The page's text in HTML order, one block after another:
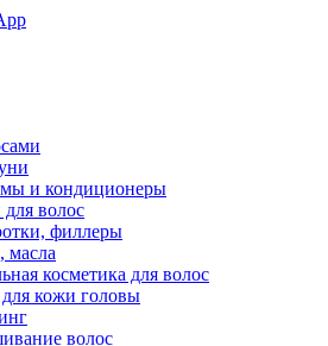
и кондиционеры
волос
филлеры
масла
косметика для волос
кожи головы
волос